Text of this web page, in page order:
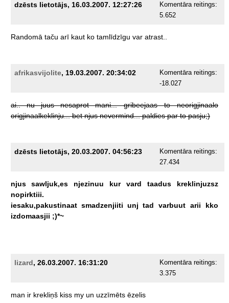
dzēsts lietotājs, 16.03.2007. 12:27:26
Komentāra reitings:
5.652
Randomā taču arī kaut ko tamlīdzīgu var atrast..
afrikasvijolite, 19.03.2007. 20:34:02
Komentāra reitings:
-18.027
ai.. nu juus nesaprot mani... gribeejaas to
neorigjinaalo
origjinaalkeklinju... bet njus nevermind... paldies par to pasju;)
dzēsts lietotājs, 20.03.2007. 04:56:23
Komentāra reitings:
27.434
njus sawljuk,es njezinuu kur vard taadus
kreklinjuzsz
nopirktiii.
iesaku,pakustinaat smadzenjiiti unj tad varbuut arii
kko
izdomaasjii ;)*~
lizard, 26.03.2007. 16:31:20
Komentāra reitings:
3.375
man ir krekliņš kiss my un uzzīmēts ēzelis